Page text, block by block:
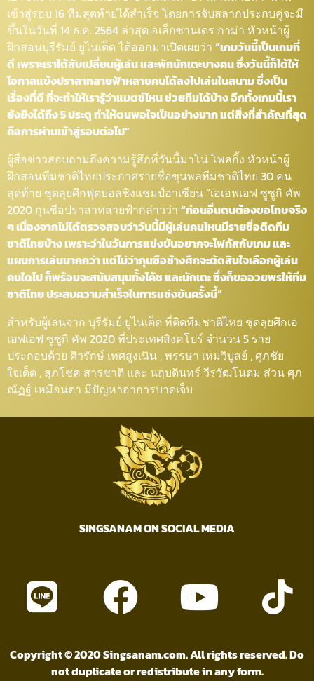
เข้าสู่รอบ 16 ทีมสุดท้ายได้สำเร็จ โดยการจับสลากประกบคู่จะมี
ขึ้นในวันที่ 14 ธ.ค. 2564 ล่าสุด อเล็กซานเดร กาม่า หัวหน้าผู้
ฝึกสอนบุรีรัมย์ ยูไนเต็ด ได้ออกมาเปิดเผยว่า “เกมวันนี้เป็นเกมที่
ดี เพราะเราได้สับเปลี่ยนผู้เล่น และพักนักเตะบางคน ซึ่งวันนี้ก็ได้ให้
โอกาสแข้งปราสาทสายฟ้าหลายคนได้ลงไปเล่นในสนาม ซึ่งเป็น
เรื่องที่ดี ที่จะทำให้เรารู้ว่าแมตช์ไหน ช่วยทีมได้บ้าง อีกทั้งเกมนี้เรา
ยังยิงได้ถึง 5 ประตู ทำให้ตนพอใจเป็นอย่างมาก แต่สิ่งที่สำคัญที่สุด
คือการผ่านเข้าสู่รอบต่อไป”
ผู้สื่อข่าวสอบถามถึงความรู้สึกที่วันนี้มาโน่ โพลกิ้ง หัวหน้าผู้
ฝึกสอนทีมชาติไทยประกาศรายชื่อขุนพลทีมชาติไทย 30 คน
สุดท้าย ชุดลุยศึกฟุตบอลชิงแชมป์อาเซียน “เอเอฟเอฟ ซูซูกิ คัพ
2020 กุนซือปราสาทสายฟ้ากล่าวว่า “ก่อนอื่นตนต้องขอโทษจริง
ๆ เนื่องจากไม่ได้ตรวจสอบว่าวันนี้มีผู้เล่นคนไหนมีรายชื่อติดทีม
ชาติไทยบ้าง เพราะว่าในวันการแข่งขันอยากจะโฟกัสกับเกม และ
แผนการเล่นมากกว่า แต่ไม่ว่ากุนซือช้างศึกจะตัดสินใจเลือกผู้เล่น
คนใดไป ก็พร้อมจะสนับสนุนทั้งโค้ช และนักเตะ ซึ่งก็ขออวยพรให้ทีม
ชาติไทย ประสบความสำเร็จในการแข่งขันครั้งนี้”
สำหรับผู้เล่นจาก บุรีรัมย์ ยูไนเต็ด ที่ติดทีมชาติไทย ชุดลุยศึกเอ
เอฟเอฟ ซูซูกิ คัพ 2020 ที่ประเทศสิงคโปร์ จำนวน 5 ราย
ประกอบด้วย ศิวรักษ์ เทศสูงเนิน , พรรษา เหมวิบูลย์ , ศุภชัย
ใจเด็ด , สุภโชค สารชาติ และ นฤบดินทร์ วีรวัฒโนดม ส่วน ศุภ
ณัฏฐ์ เหมือนตา มีปัญหาอาการบาดเจ็บ
SINGSANAM ON SOCIAL MEDIA
Copyright © 2020 Singsanam.com. All rights reserved. Do
not duplicate or redistribute in any form.